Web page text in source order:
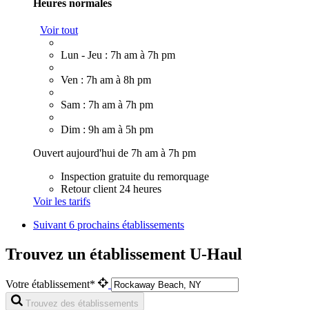
Heures normales
Voir tout
Lun - Jeu : 7h am à 7h pm
Ven : 7h am à 8h pm
Sam : 7h am à 7h pm
Dim : 9h am à 5h pm
Ouvert aujourd'hui de 7h am à 7h pm
Inspection gratuite du remorquage
Retour client 24 heures
Voir les tarifs
Suivant6 prochains établissements
Trouvez un établissement U-Haul
Votre établissement*
Trouvez des établissements